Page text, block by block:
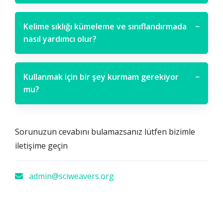
Kelime sıklığı kümeleme ve sınıflandırmada
nasıl yardımcı olur?
−
Kullanmak için bir şey kurmam gerekiyor
mu?
−
Sorunuzun cevabını bulamazsanız lütfen bizimle
iletişime geçin
admin@sciweavers.org